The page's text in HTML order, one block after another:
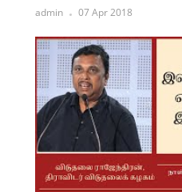
admin 07 Apr 2018